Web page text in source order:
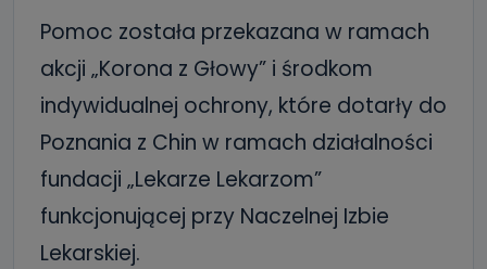
Pomoc została przekazana w ramach
akcji „Korona z Głowy” i środkom
indywidualnej ochrony, które dotarły do
Poznania z Chin w ramach działalności
fundacji „Lekarze Lekarzom”
funkcjonującej przy Naczelnej Izbie
Lekarskiej.